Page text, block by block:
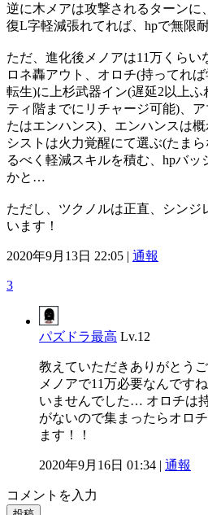
逆に木メアは攻撃されるターンに
復L字軽減張れてれば、hpで無限
ただ、進化後メノアは11万くらい
ロネ轟アウト、オロチ(持ってれ
転生)に上杉武器イン(遅延2以上
ティ階までにリチャージ可能)、
たはエンハンス)、エンハンスは
シストは火力覚醒にて選ぶ(たま
るべく軽減スキルを積む、hpバッ
かと…
ただし、ツクノルは正直、シンジ
います！
2020年9月13日 22:05 | 通報
3
パズドラ最高 Lv.12
教えていただきありがと
メノアで11万必要なんです
いませんでした… オロチは
がないので集まったらオロ
ます！！
2020年9月16日 01:34 | 通報
コメントを入力